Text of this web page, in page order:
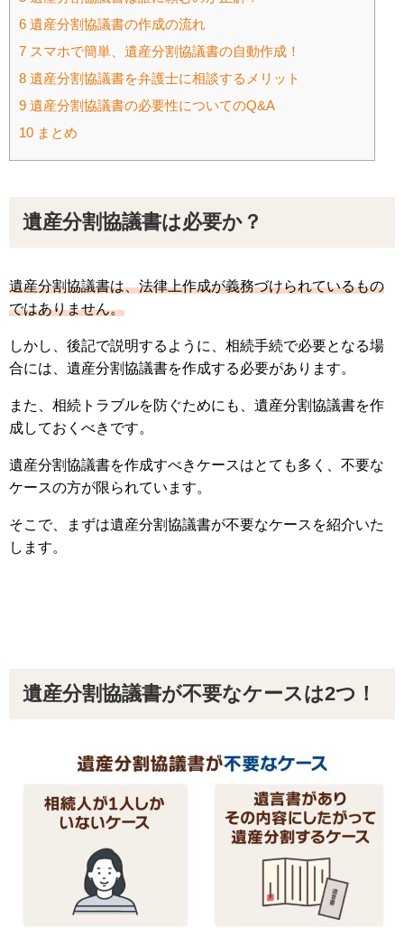
6 遺産分割協議書の作成の流れ
7 スマホで簡単、遺産分割協議書の自動作成！
8 遺産分割協議書を弁護士に相談するメリット
9 遺産分割協議書の必要性についてのQ&A
10 まとめ
遺産分割協議書は必要か？
遺産分割協議書は、法律上作成が義務づけられているもの
ではありません。
しかし、後記で説明するように、相続手続で必要となる場
合には、遺産分割協議書を作成する必要があります。
また、相続トラブルを防ぐためにも、遺産分割協議書を作
成しておくべきです。
遺産分割協議書を作成すべきケースはとても多く、不要な
ケースの方が限られています。
そこで、まずは遺産分割協議書が不要なケースを紹介いた
します。
遺産分割協議書が不要なケースは2つ！